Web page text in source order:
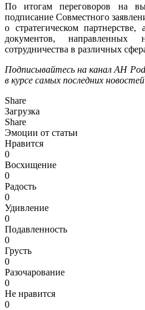
По итогам переговоров на
подписание Совместного
о стратегическом
документов, направленных
сотрудничества в различных
Подписывайтесь на канал АН
в курсе самых последних
Share
Загрузка
Share
Эмоции от статьи
Нравится
0
Восхищение
0
Радость
0
Удивление
0
Подавленность
0
Грусть
0
Разочарование
0
Не нравится
0